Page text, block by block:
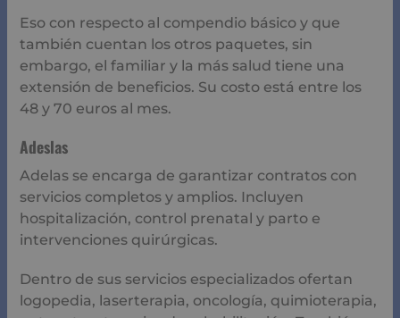
caso de médula osea.
Sus costos varían según el plan, entre los 16,20 euros a
los 55 euros. Es una compañía con servicios
internacionales.
Asisa
Ésta aseguradora se especializa en pólizas familiares,
aunque también realizan contratos que se ajustan a tus
necesidades.
Se preocupan por acreditar el capital conveniente para
compensar la falta de ingresos. También tienen planes
para cubrir prestamos e hipotecas.